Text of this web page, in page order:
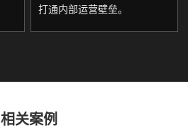
打通内部运营壁垒。
相关案例